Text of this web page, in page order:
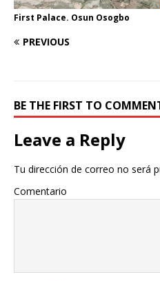
First Palace. Osun Osogbo
PREVIOUS
BE THE FIRST TO
Leave a Reply
Tu dirección de correo no será
Comentario